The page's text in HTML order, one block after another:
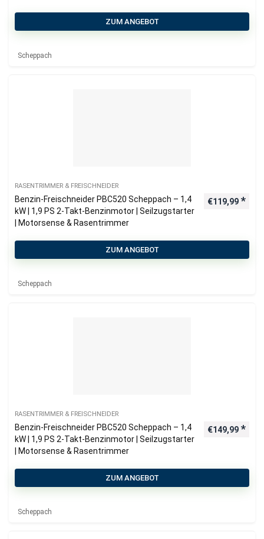
ZUM ANGEBOT
Scheppach
RASENTRIMMER & FREISCHNEIDER
Benzin-Freischneider PBC520 Scheppach – 1,4
kW | 1,9 PS 2-Takt-Benzinmotor | Seilzugstarter
| Motorsense & Rasentrimmer
€119,99
ZUM ANGEBOT
Scheppach
RASENTRIMMER & FREISCHNEIDER
Benzin-Freischneider PBC520 Scheppach – 1,4
kW | 1,9 PS 2-Takt-Benzinmotor | Seilzugstarter
| Motorsense & Rasentrimmer
€149,99
ZUM ANGEBOT
Scheppach